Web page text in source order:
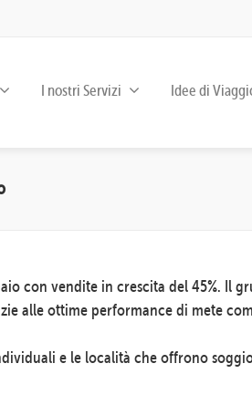
I nostri Servizi Idee di
con vendite in crescita del 45%. Il
alle ottime performance di mete
e le località che offrono